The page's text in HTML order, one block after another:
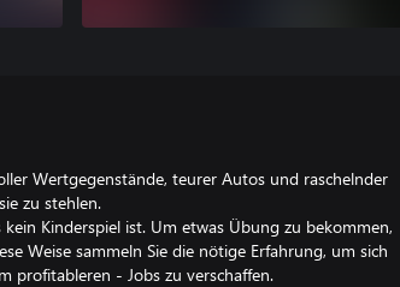
Wertgegenstände, teurer Autos und raschelnder
zu stehlen.
Kinderspiel ist. Um etwas Übung zu bekommen,
Weise sammeln Sie die nötige Erfahrung, um sich
profitableren - Jobs zu verschaffen.